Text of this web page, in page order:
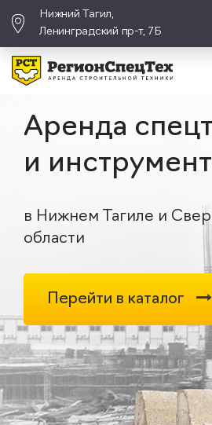
Нижний Тагил,
Ленинградский пр-т, 7Б
Аренда
и
в Нижнем Тагиле и
области
Перейти в каталог